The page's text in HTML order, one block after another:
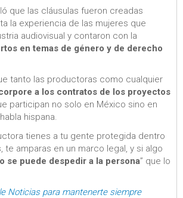
que las cláusulas fueron creadas
la experiencia de las mujeres que
audiovisual y contaron con la
en temas de género y de derecho
tanto las productoras como cualquier
a los contratos de los proyectos
participan no solo en México sino en
hispana.
tienes a tu gente protegida dentro
te amparas en un marco legal, y si algo
se puede despedir a la persona” que lo
Noticias para mantenerte siempre